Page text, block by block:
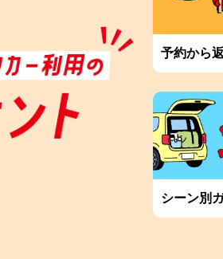
予約から
シーン別